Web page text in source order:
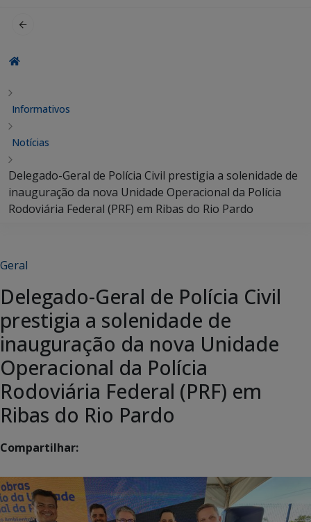
Informativos
Notícias
Delegado-Geral de Polícia Civil prestigia a solenidade de
inauguração da nova Unidade Operacional da Polícia
Rodoviária Federal (PRF) em Ribas do Rio Pardo
Geral
Delegado-Geral de Polícia Civil
prestigia a solenidade de
inauguração da nova Unidade
Operacional da Polícia
Rodoviária Federal (PRF) em
Ribas do Rio Pardo
Compartilhar: